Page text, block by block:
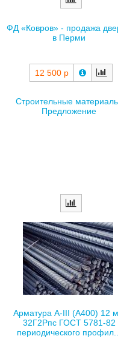
ФД «Ковров» - продажа
в Перми
12 500 р
Строительные
Предложение
Арматура А-III (А400) 12
32Г2Рпс ГОСТ 5781-82
периодического профил...